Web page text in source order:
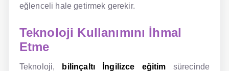
eğlenceli hale getirmek gerekir.
Teknoloji Kullanımını İhmal
Etme
Teknoloji, bilinçaltı İngilizce eğitim sürecinde